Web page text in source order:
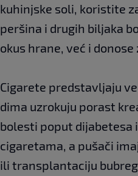
kuhinjske soli, koristite
peršina i drugih biljaka
okus hrane, već i
Cigarete predstavljaju
dima uzrokuju porast
bolesti poput dijabetesa
cigaretama, a pušači
ili transplantaciju